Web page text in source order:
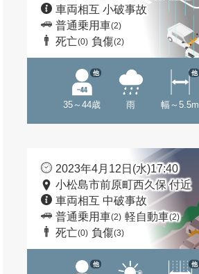
車両相互 小破事故
普通乗用車(2)
死亡(0) 負傷(2)
35～44歳
他
雨 幅～5.5m
他
2023年4月12日(水)17:40
小松島市前原町西久保 付近
車両相互 中破事故
普通乗用車(2) 軽自動車(2)
死亡(0) 負傷(3)
他 他